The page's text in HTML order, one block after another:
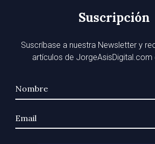
Suscripción
Suscríbase a nuestra Newsletter y
artículos de JorgeAsisDigital.com